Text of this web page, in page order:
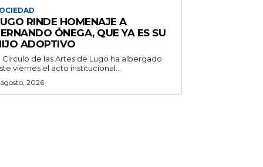
RINDE HOMENAJE A
ÓNEGA, QUE YA ES SU
ADOPTIVO
Círculo de las Artes de Lugo ha albergado
viernes el acto institucional...
2026